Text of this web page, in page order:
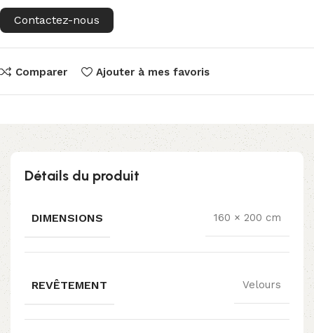
Contactez-nous
Comparer Ajouter à mes favoris
Détails du produit
DIMENSIONS 160 × 200 cm
REVÊTEMENT Velours